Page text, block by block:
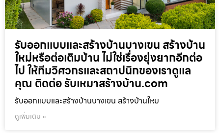
รับออกแบบและสร้างบ้านบางเขน สร้างบ้าน
ใหม่หรือต่อเติมบ้าน ไม่ใช่เรื่องยุ่งยากอีกต่อ
ไป ให้ทีมวิศวกรและสถาปนิกของเราดูแล
คุณ ติดต่อ รับเหมาสร้างบ้าน.com
รับออกแบบและสร้างบ้านบางเขน สร้างบ้านใหม
ดูเพิ่มเติม »